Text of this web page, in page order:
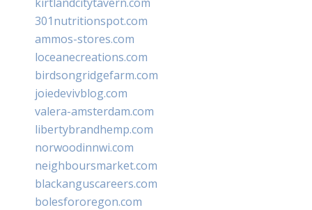
301nutritionspot.com
ammos-stores.com
loceanecreations.com
birdsongridgefarm.com
joiedevivblog.com
valera-amsterdam.com
libertybrandhemp.com
norwoodinnwi.com
neighboursmarket.com
blackanguscareers.com
bolesfororegon.com